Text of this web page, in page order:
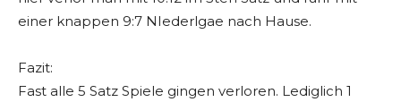
einer knappen 9:7 NIederlgae nach Hause.
Fazit:
Fast alle 5 Satz Spiele gingen verloren. Lediglich 1